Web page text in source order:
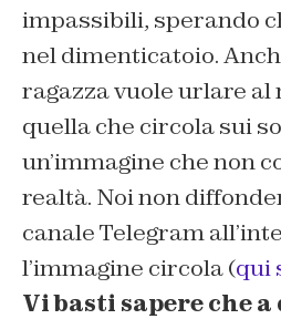
impassibili, sperando
nel dimenticatoio.
ragazza vuole urlare al
quella che circola sui
un’immagine che non
realtà. Noi non
canale Telegram
l’immagine circola (qui
Vi basti sapere che